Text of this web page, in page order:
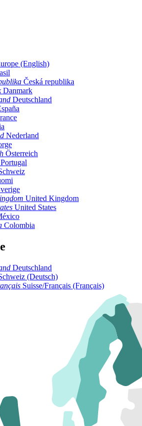
(English)
Česká republika
Danmark
Deutschland
Nederland
Österreich
Portugal
United Kingdom
United States
Colombia
Deutschland
(Deutsch)
Suisse/Français (Français)